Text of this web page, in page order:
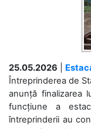
25.05.2026
Întreprinderea de
anunță finalizarea
funcțiune a
întreprinderii au